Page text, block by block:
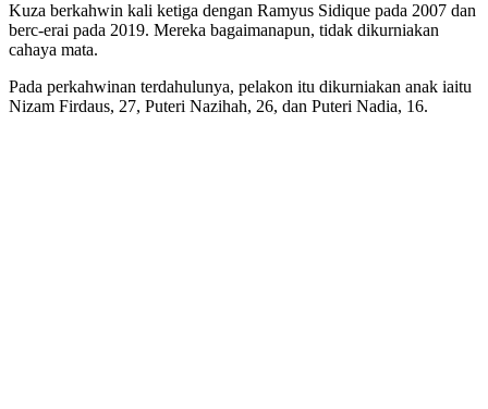
Kuza berkahwin kali ketiga dengan Ramyus Sidique pada 2007 dan
berc-erai pada 2019. Mereka bagaimanapun, tidak dikurniakan
cahaya mata.
Pada perkahwinan terdahulunya, pelakon itu dikurniakan anak iaitu
Nizam Firdaus, 27, Puteri Nazihah, 26, dan Puteri Nadia, 16.